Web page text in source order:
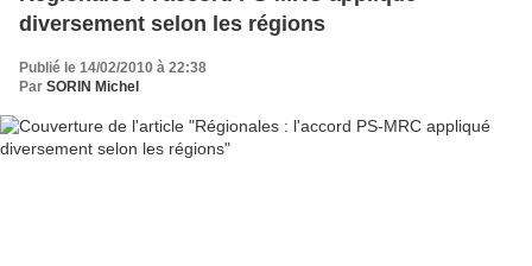
diversement selon les régions
Publié le 14/02/2010 à 22:38
Par SORIN Michel